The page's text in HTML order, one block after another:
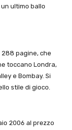
ultimo ballo
pagine, che
toccano Londra,
e Bombay. Si
stile di gioco.
2006 al prezzo